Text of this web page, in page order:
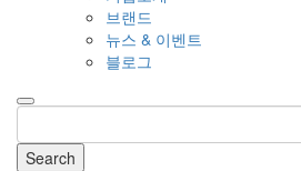
브랜드
뉴스 & 이벤트
블로그
Search